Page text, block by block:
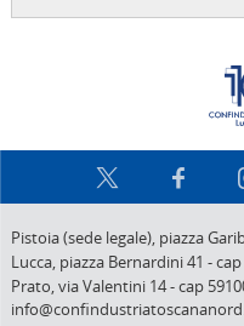
Pistoia (sede legale), piazza
Lucca, piazza Bernardini 41 -
Prato,via Valentini 14-cap